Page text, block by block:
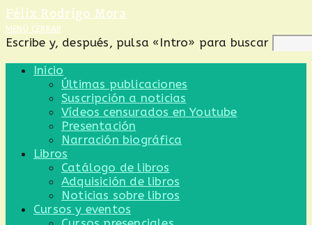
Ir
al
contenido
Félix Rodrigo Mora
MENÚ CERRAR
Escribe y, después, pulsa «Intro» para buscar
Inicio
Últimas publicaciones
Suscripción a noticias
Vídeos censurados en Youtube
Presentación
Narración biográfica
Libros
Catálogo de libros
Adquisición de libros
Noticias sobre libros
Cursos y eventos